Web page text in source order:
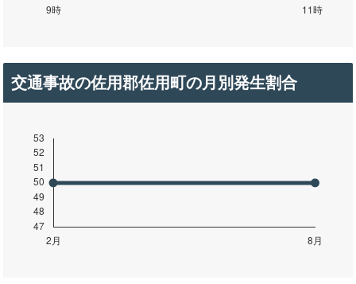
交通事故の佐用郡佐用町の月別発生割合